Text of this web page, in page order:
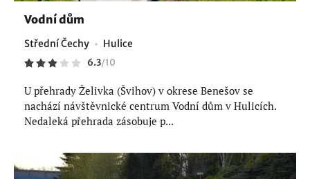
Vodní dům
Střední Čechy Hulice
6.3/10
U přehrady Želivka (Švihov) v okrese Benešov se
nachází návštěvnické centrum Vodní dům v Hulicích.
Nedaleká přehrada zásobuje p...